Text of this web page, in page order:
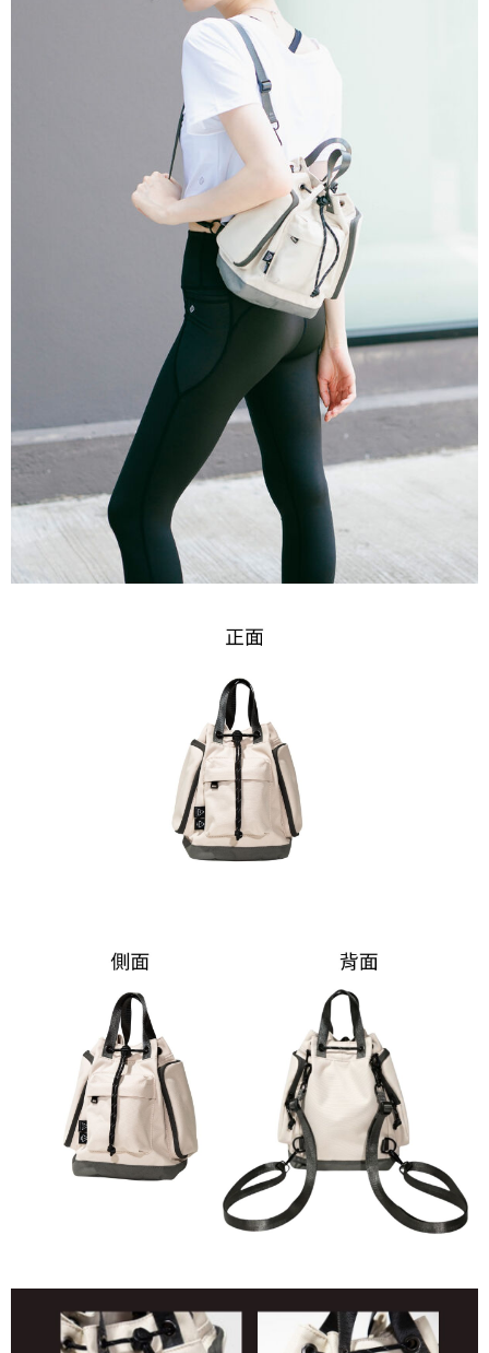
※ 交易是否成功請以「AFTEE先享後付 」之結帳頁面顯示為準，若有關於
是否繳費成功／繳費後需取消欲退款等相關疑問，請聯繫「AFTEE先享後付
https://netprotections.freshdesk.com/support/home
１．透過由恩沛科技股份有限公司提供之「AFTEE先享後付」服務完成之交
易，需依本服務之必要範圍內提供個人資料，並將交易相關給付款項請求債
權轉讓予恩沛科技股份有限公司。
２．關於個人資料處理事宜，請瀏覽以下網址：
https://aftee.tw/terms/#terms3
３．未成年的使用者請事先徵得法定代理人或監護人之同意方可使用
「AFTEE先享後付」，若未經同意申辦者引起之損失，本公司不負相關責
４．使用「AFTEE先享後付」時，將依據個別帳號之用戶狀況，依本公司即
時審查核予不同之上限額度；若仍有額度不足之情形，本公司將視審查結果
５．嚴禁一人註冊多個帳號或使用他人資訊註冊。若發現惡意使用之情形，
恩沛科技股份有限公司將有權停止該用戶之使用額度並採取法律行動。
每筆NT$60，滿NT$1,000(含以上)免運費
每筆NT$60，滿NT$1,000(含以上)免運費
每筆NT$60，滿NT$1,000(含以上)免運費
每筆NT$150，滿NT$1,000(含以上)免運費